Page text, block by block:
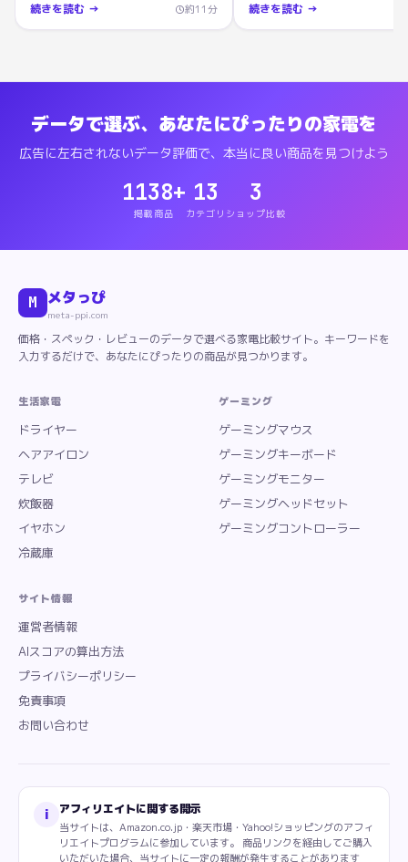
続きを読む → 約11分 続きを読む →
データで選ぶ、あなたにぴったりの家電を
広告に左右されないデータ評価で、本当に良い商品を見つけよう
1138+
掲載商品
13
カテゴリ
3
ショップ比較
M メタっぴ
meta-ppi.com
価格・スペック・レビューのデータで選べる家電比較サイト。キーワードを
入力するだけで、あなたにぴったりの商品が見つかります。
生活家電
ドライヤー
ヘアアイロン
テレビ
炊飯器
イヤホン
冷蔵庫
ゲーミング
ゲーミングマウス
ゲーミングキーボード
ゲーミングモニター
ゲーミングヘッドセット
ゲーミングコントローラー
サイト情報
運営者情報
AIスコアの算出方法
プライバシーポリシー
免責事項
お問い合わせ
i アフィリエイトに関する開示
当サイトは、Amazon.co.jp・楽天市場・Yahoo!ショッピングのアフィ
リエイトプログラムに参加しています。 商品リンクを経由してご購入
いただいた場合、当サイトに一定の報酬が発生することがあります